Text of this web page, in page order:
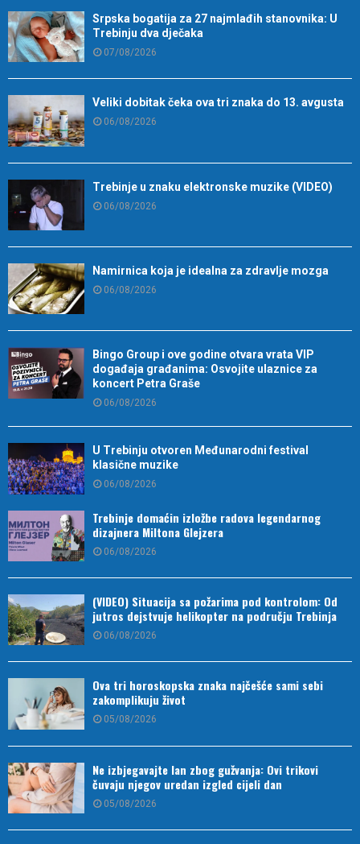
Srpska bogatija za 27 najmlađih stanovnika: U
Trebinju dva dječaka
07/08/2026
Veliki dobitak čeka ova tri znaka do 13. avgusta
06/08/2026
Trebinje u znaku elektronske muzike (VIDEO)
06/08/2026
Namirnica koja je idealna za zdravlje mozga
06/08/2026
Bingo Group i ove godine otvara vrata VIP
događaja građanima: Osvojite ulaznice za
koncert Petra Graše
06/08/2026
U Trebinju otvoren Međunarodni festival
klasične muzike
06/08/2026
Trebinje domaćin izložbe radova legendarnog
dizajnera Miltona Glejzera
06/08/2026
(VIDEO) Situacija sa požarima pod kontrolom: Od
jutros dejstvuje helikopter na području Trebinja
06/08/2026
Ova tri horoskopska znaka najčešće sami sebi
zakomplikuju život
05/08/2026
Ne izbjegavajte lan zbog gužvanja: Ovi trikovi
čuvaju njegov uredan izgled cijeli dan
05/08/2026